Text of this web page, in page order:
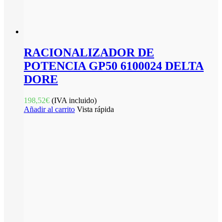
RACIONALIZADOR DE
POTENCIA GP50 6100024 DELTA
DORE
198,52€ (IVA incluido)
Añadir al carrito Vista rápida